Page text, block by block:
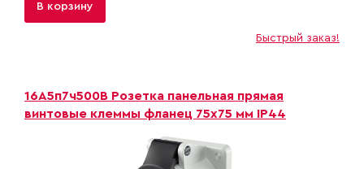
В корзину
Быстрый заказ!
16A5п7ч500B Розетка панельная прямая
винтовые клеммы фланец 75х75 мм IP44